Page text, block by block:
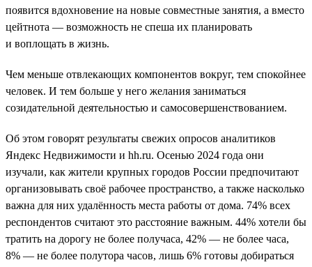
появится вдохновение на новые совместные занятия, а вместо
цейтнота — возможность не спеша их планировать
и воплощать в жизнь.
Чем меньше отвлекающих компонентов вокруг, тем спокойнее
человек. И тем больше у него желания заниматься
созидательной деятельностью и самосовершенствованием.
Об этом говорят результаты свежих опросов аналитиков
Яндекс Недвижимости и hh.ru. Осенью 2024 года они
изучали, как жители крупных городов России предпочитают
организовывать своё рабочее пространство, а также насколько
важна для них удалённость места работы от дома. 74% всех
респондентов считают это расстояние важным. 44% хотели бы
тратить на дорогу не более получаса, 42% — не более часа,
8% — не более полутора часов, лишь 6% готовы добираться